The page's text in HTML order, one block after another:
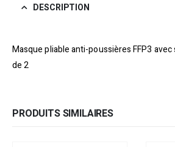
DESCRIPTION
Masque pliable anti-poussières FFP3
de 2
PRODUITS SIMILAIRES